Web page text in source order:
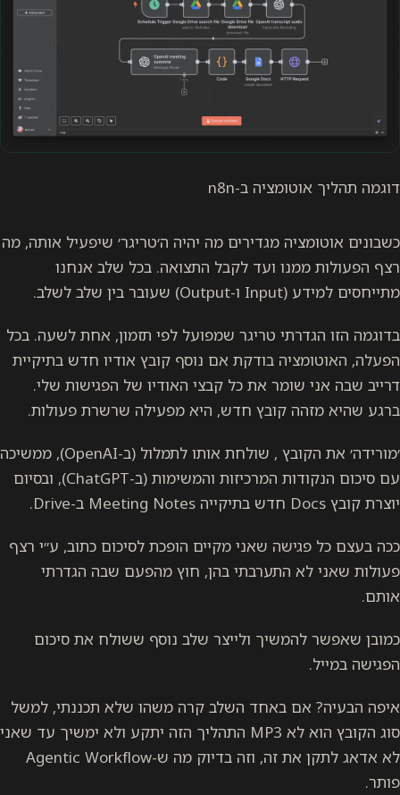
דוגמה תהליך אוטומציה ב-n8n
כשבונים אוטומציה מגדירים מה יהיה ה׳טריגר׳ שיפעיל אותה, מה
רצף הפעולות ממנו ועד לקבל התצואה. בכל שלב אנחנו
מתייחסים למידע (Input ו-Output) שעובר בין שלב לשלב.
בדוגמה הזו הגדרתי טריגר שמפועל לפי תזמון, אחת לשעה. בכל
הפעלה, האוטומציה בודקת אם נוסף קובץ אודיו חדש בתיקיית
דרייב שבה אני שומר את כל קבצי האודיו של הפגישות שלי.
ברגע שהיא מזהה קובץ חדש, היא מפעילה שרשרת פעולות.
׳מורידה׳ את הקובץ , שולחת אותו לתמלול (ב-OpenAI), ממשיכה
עם סיכום הנקודות המרכיזות והמשימות (ב-ChatGPT), ובסיום
יוצרת קובץ Docs חדש בתיקייה Meeting Notes ב-Drive.
ככה בעצם כל פגישה שאני מקיים הופכת לסיכום כתוב, ע״י רצף
פעולות שאני לא התערבתי בהן, חוץ מהפעם שבה הגדרתי
אותם.
כמובן שאפשר להמשיך ולייצר שלב נוסף ששולח את סיכום
הפגישה במייל.
איפה הבעיה? אם באחד השלב קרה משהו שלא תכננתי, למשל
סוג הקובץ הוא לא MP3 התהליך הזה יתקע ולא ימשיך עד שאני
לא אדאג לתקן את זה, וזה בדיוק מה ש-Agentic Workflow
פותר.